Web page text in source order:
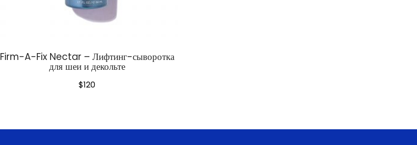
Firm-A-Fix Nectar – Лифтинг-сыворотка
для шеи и декольте
$120